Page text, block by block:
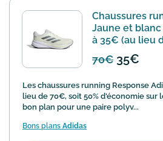
Chaussures
Jaune et
à 35€ (au lieu
70€ 35€
Les chaussures running Response
lieu de 70€, soit 50% d'économie sur
bon plan pour une paire polyv...
Bons plans Adidas